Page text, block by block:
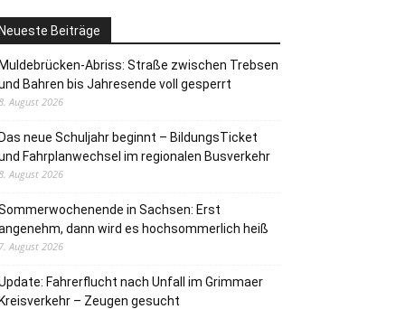
Beiträge
Abriss: Straße zwischen Trebsen
Bahren bis Jahresende voll gesperrt
August 2026
neue Schuljahr beginnt – BildungsTicket
Fahrplanwechsel im regionalen Busverkehr
August 2026
in Sachsen: Erst
dann wird es hochsommerlich heiß
August 2026
Fahrerflucht nach Unfall im Grimmaer
– Zeugen gesucht